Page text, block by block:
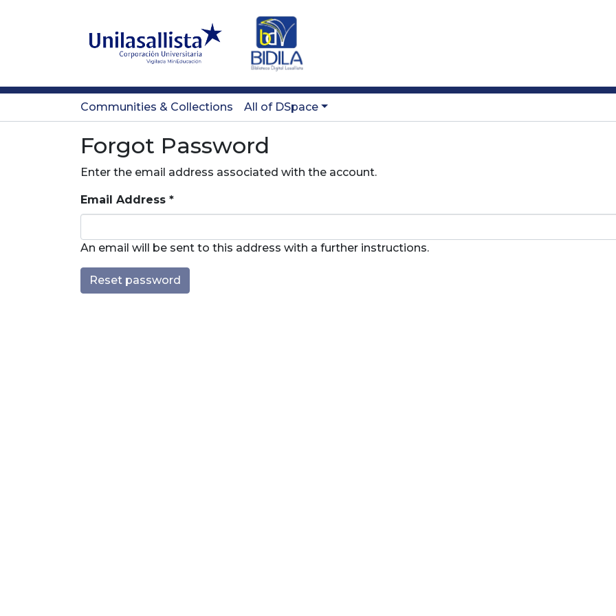
Communities & Collections All of DSpace
Forgot Password
Enter the email address associated with the account.
Email Address *
An email will be sent to this address with a further instructions.
Reset password